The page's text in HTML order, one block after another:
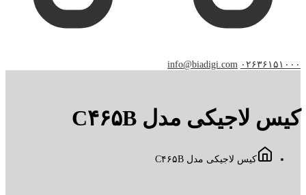
۰۲۶۳۶۱۵۱۰۰۰ info@biadigi.com
کیس لاجیکی مدل C۴۶۵B
کیس لاجیکی مدل C۴۶۵B